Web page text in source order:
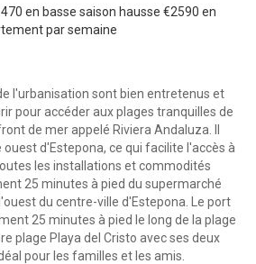
en basse saison hausse €2590 en
par semaine
l'urbanisation sont bien entretenus et
pour accéder aux plages tranquilles de
de mer appelé Riviera Andaluza. Il
d'Estepona, ce qui facilite l'accès à
les installations et commodités
25 minutes à pied du supermarché
du centre-ville d'Estepona. Le port
25 minutes à pied le long de la plage
plage Playa del Cristo avec ses deux
pour les familles et les amis.